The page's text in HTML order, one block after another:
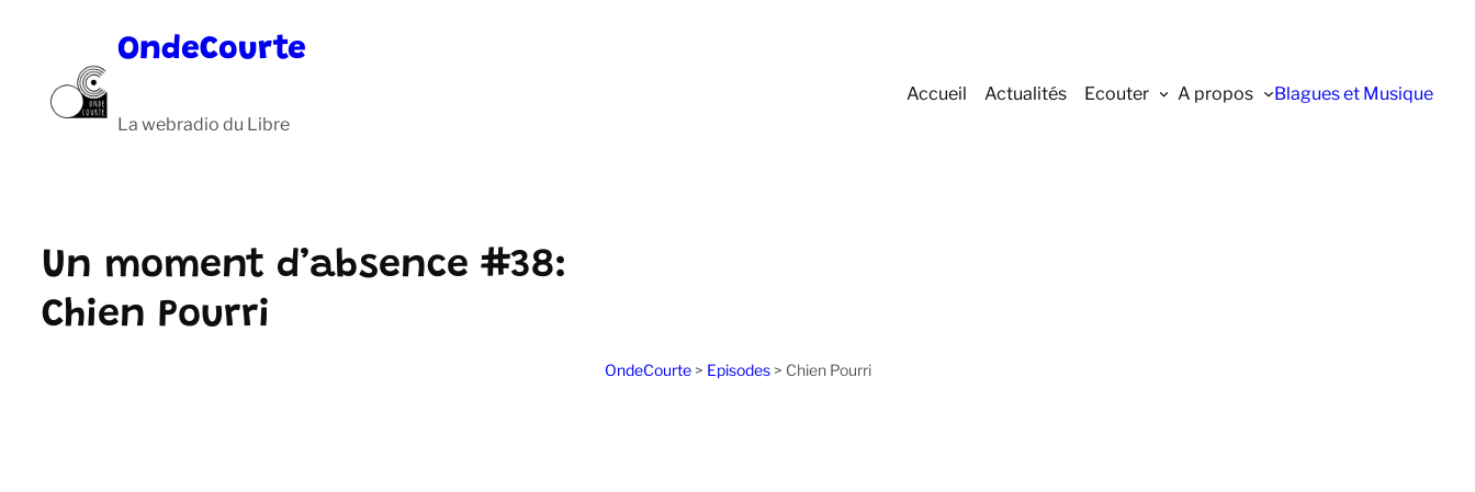
OndeCourte
La webradio du Libre
Accueil Actualités Ecouter A propos Blagues et Musique
Un moment d’absence #38:
Chien Pourri
OndeCourte> Episodes> Chien Pourri